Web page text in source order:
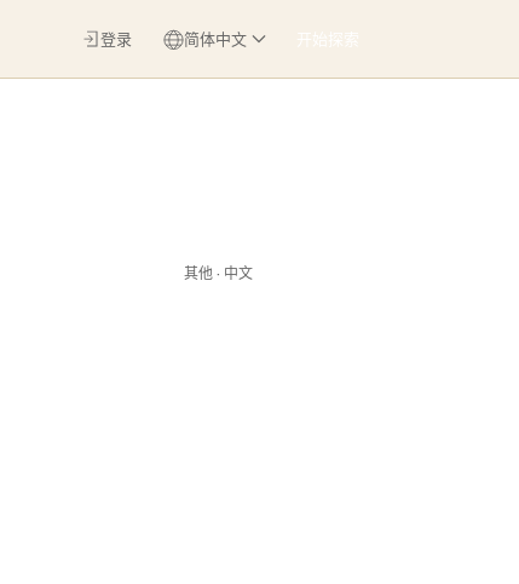
开始探索
登录 简体中文
其他 · 中文